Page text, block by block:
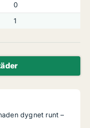
0
1
dygnet runt –